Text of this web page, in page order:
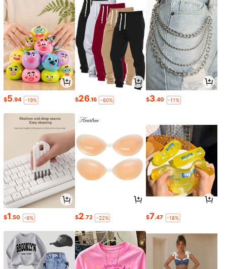
$5.94 -19% $26.16 -60% $3.40 -11%
$1.50 -6% $2.72 -22% $7.47 -18%